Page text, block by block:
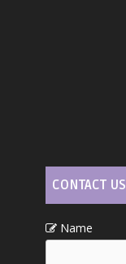
CONTACT US
Name